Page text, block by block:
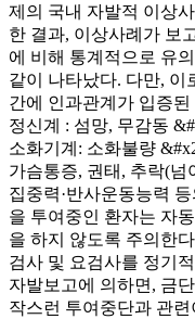
제의 국내 자발적 이상
한 결과, 이상사례가 보
에 비해 통계적으로 유
같이 나타났다. 다만, 이
간에 인과관계가 입증
정신계 : 섬망, 무감동
소화기계: 소화불량
가슴통증, 권태, 추락(넘
집중력·반사운동능력
을 투여중인 환자는 자
을 하지 않도록 주의한
검사 및 요검사를 정기
자발보고에 의하면, 금
작스런 투여중단과 관